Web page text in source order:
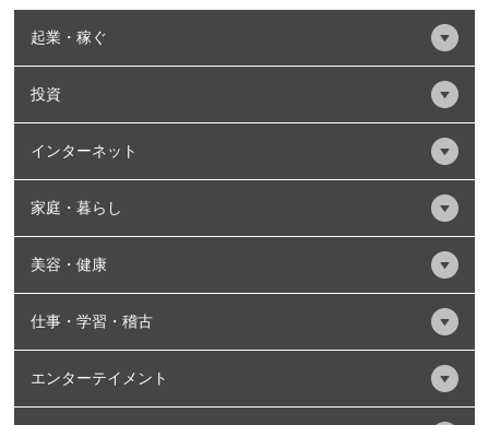
起業・稼ぐ
投資
インターネット
家庭・暮らし
美容・健康
仕事・学習・稽古
エンターテイメント